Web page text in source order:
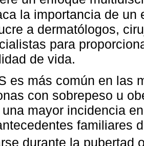
la importancia de un
a dermatólogos,
para
de vida.
es más común en las
con sobrepeso u
mayor incidencia
familiares
durante la pubertad